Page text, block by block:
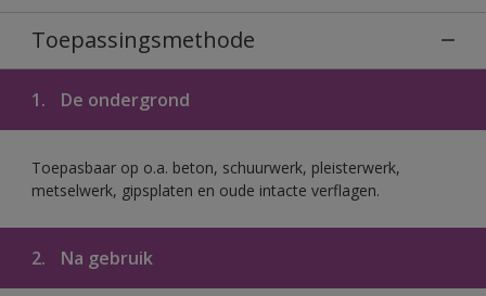
Toepassingsmethode
1. De ondergrond
Toepasbaar op o.a. beton, schuurwerk, pleisterwerk,
metselwerk, gipsplaten en oude intacte verflagen.
2. Na gebruik